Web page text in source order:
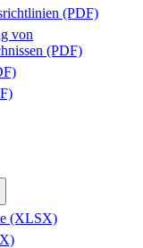
(PDF)
von
(PDF)
(XLSX)